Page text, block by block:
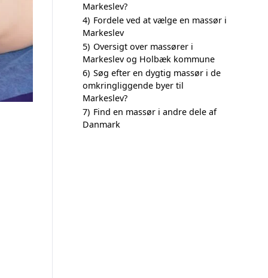
Markeslev?
4) Fordele ved at vælge en massør i
Markeslev
5) Oversigt over massører i
Markeslev og Holbæk kommune
6) Søg efter en dygtig massør i de
omkringliggende byer til
Markeslev?
7) Find en massør i andre dele af
Danmark